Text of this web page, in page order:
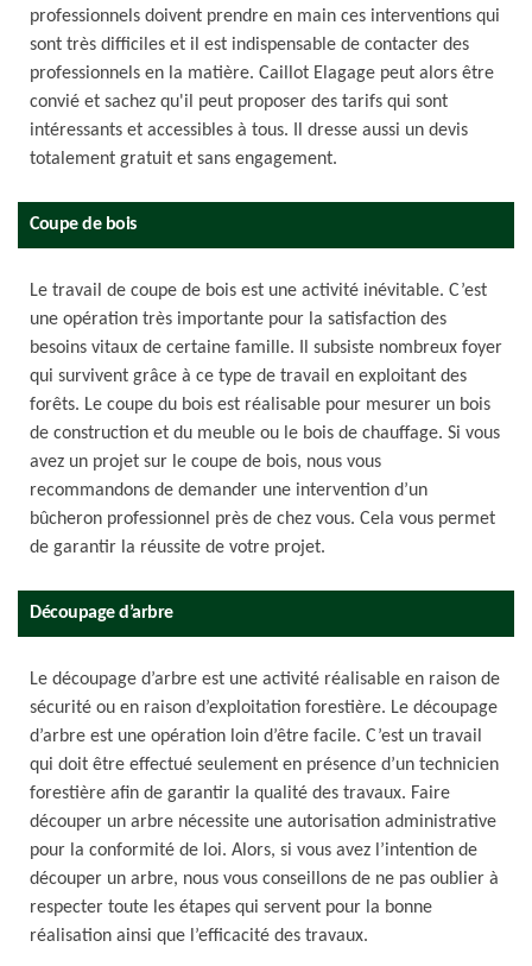
professionnels doivent prendre en main ces interventions qui
sont très difficiles et il est indispensable de contacter des
professionnels en la matière. Caillot Elagage peut alors être
convié et sachez qu'il peut proposer des tarifs qui sont
intéressants et accessibles à tous. Il dresse aussi un devis
totalement gratuit et sans engagement.
Coupe de bois
Le travail de coupe de bois est une activité inévitable. C’est
une opération très importante pour la satisfaction des
besoins vitaux de certaine famille. Il subsiste nombreux foyer
qui survivent grâce à ce type de travail en exploitant des
forêts. Le coupe du bois est réalisable pour mesurer un bois
de construction et du meuble ou le bois de chauffage. Si vous
avez un projet sur le coupe de bois, nous vous
recommandons de demander une intervention d’un
bûcheron professionnel près de chez vous. Cela vous permet
de garantir la réussite de votre projet.
Découpage d’arbre
Le découpage d’arbre est une activité réalisable en raison de
sécurité ou en raison d’exploitation forestière. Le découpage
d’arbre est une opération loin d’être facile. C’est un travail
qui doit être effectué seulement en présence d’un technicien
forestière afin de garantir la qualité des travaux. Faire
découper un arbre nécessite une autorisation administrative
pour la conformité de loi. Alors, si vous avez l’intention de
découper un arbre, nous vous conseillons de ne pas oublier à
respecter toute les étapes qui servent pour la bonne
réalisation ainsi que l’efficacité des travaux.